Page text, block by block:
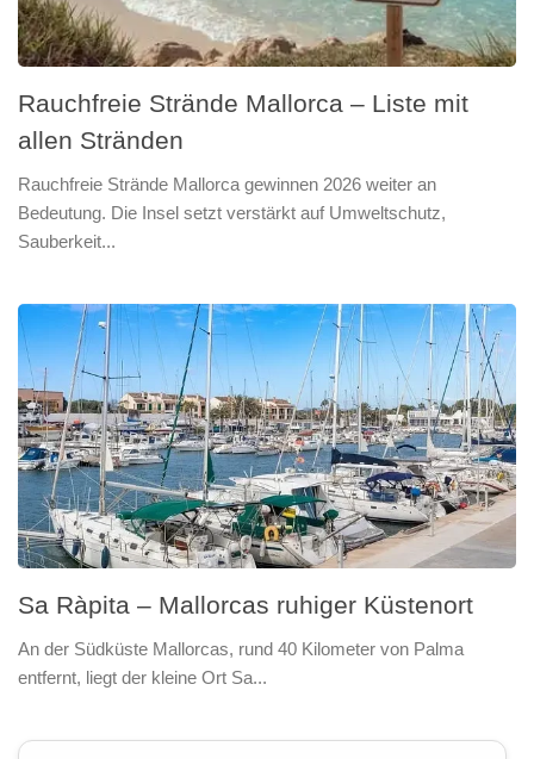
Rauchfreie Strände Mallorca – Liste mit
allen Stränden
Rauchfreie Strände Mallorca gewinnen 2026 weiter an
Bedeutung. Die Insel setzt verstärkt auf Umweltschutz,
Sauberkeit...
Sa Ràpita – Mallorcas ruhiger Küstenort
An der Südküste Mallorcas, rund 40 Kilometer von Palma
entfernt, liegt der kleine Ort Sa...